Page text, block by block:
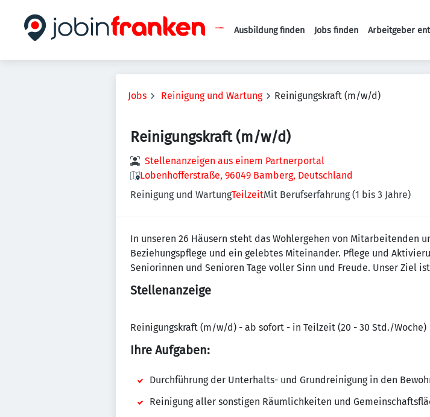
Haupt-
Ausbildung finden Jobs finden Arbeitgeber
Jobs Reinigung und Wartung Reinigungskraft (m/w/d)
Reinigungskraft (m/w/d)
Stellenanzeigen aus einem Partnerportal
Lobenhofferstraße, 96049 Bamberg, Deutschland
Reinigung und WartungTeilzeitMit Berufserfahrung (1 bis 3 Jahre)
In unseren 26 Häusern steht das Wohlergehen von Mitarbeitenden
Beziehungspflege und ein gelebtes Miteinander. Pflege und
Seniorinnen und Senioren Tage voller Sinn und Freude. Unser Ziel
Stellenanzeige
Reinigungskraft (m/w/d) - ab sofort - in Teilzeit (20 - 30 Std./Woche)
Ihre Aufgaben:
Durchführung der Unterhalts- und Grundreinigung in den
Reinigung aller sonstigen Räumlichkeiten und